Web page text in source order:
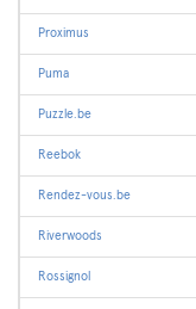
Proximus
Puma
Puzzle.be
Reebok
Rendez-vous.be
Riverwoods
Rossignol